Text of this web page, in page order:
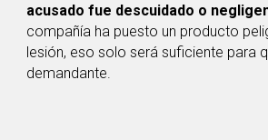
acusado fue descuidado o
compañía ha puesto un producto
lesión, eso solo será suficiente para
demandante.